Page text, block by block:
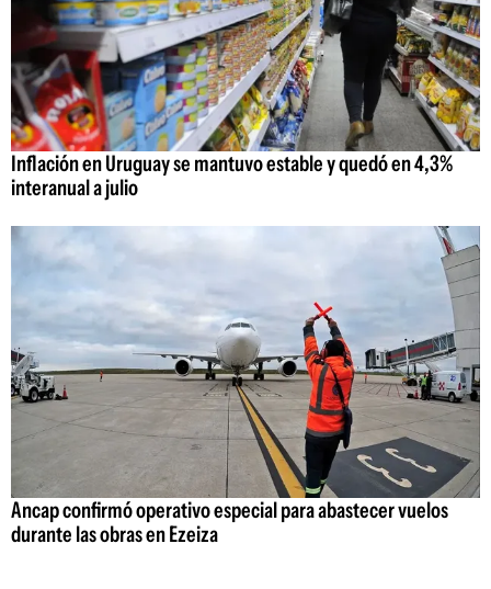
Inflación en Uruguay se mantuvo estable y quedó en 4,3%
interanual a julio
Ancap confirmó operativo especial para abastecer vuelos
durante las obras en Ezeiza